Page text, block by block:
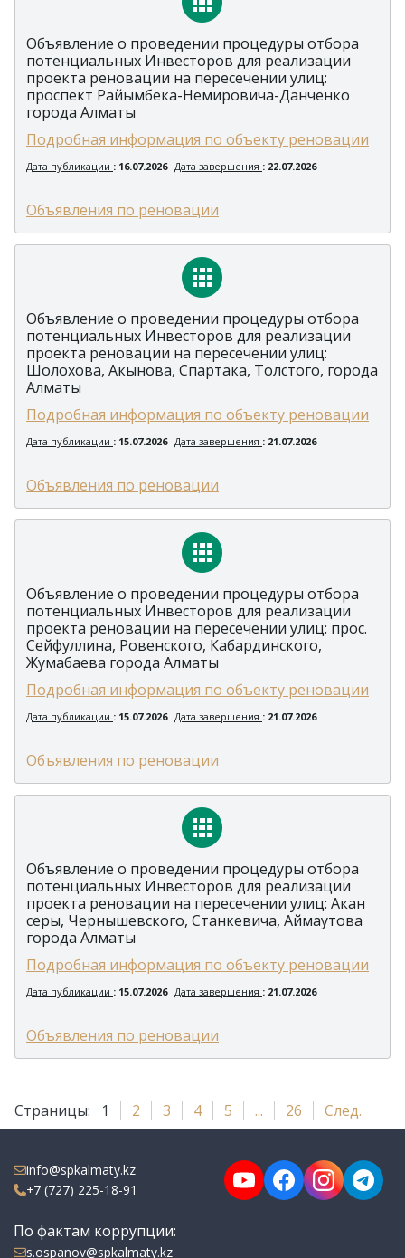
Объявление о проведении процедуры отбора
потенциальных Инвесторов для реализации
проекта реновации на пересечении улиц:
проспект Райымбека-Немировича-Данченко
города Алматы
Подробная информация по объекту реновации
Дата публикации : 16.07.2026 Дата завершения : 22.07.2026
Объявления по реновации
Объявление о проведении процедуры отбора
потенциальных Инвесторов для реализации
проекта реновации на пересечении улиц:
Шолохова, Акынова, Спартака, Толстого, города
Алматы
Подробная информация по объекту реновации
Дата публикации : 15.07.2026 Дата завершения : 21.07.2026
Объявления по реновации
Объявление о проведении процедуры отбора
потенциальных Инвесторов для реализации
проекта реновации на пересечении улиц: прос.
Сейфуллина, Ровенского, Кабардинского,
Жумабаева города Алматы
Подробная информация по объекту реновации
Дата публикации : 15.07.2026 Дата завершения : 21.07.2026
Объявления по реновации
Объявление о проведении процедуры отбора
потенциальных Инвесторов для реализации
проекта реновации на пересечении улиц: Акан
серы, Чернышевского, Станкевича, Аймаутова
города Алматы
Подробная информация по объекту реновации
Дата публикации : 15.07.2026 Дата завершения : 21.07.2026
Объявления по реновации
Страницы: 1 2 3 4 5 ... 26 След.
info@spkalmaty.kz
+7 (727) 225-18-91
По фактам коррупции:
s.ospanov@spkalmaty.kz